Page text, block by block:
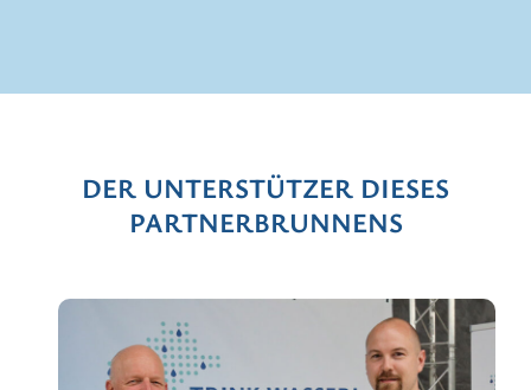
DER UNTERSTÜTZER DIESES
PARTNERBRUNNENS